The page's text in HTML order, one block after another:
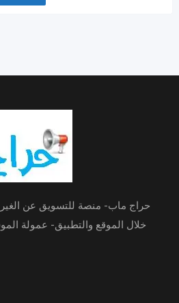
حراج ماب- منصة للتسويق عن الغير